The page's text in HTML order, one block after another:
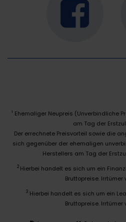
1 Ehemaliger Neupreis (Unverbindliche
am Tag der
Der errechnete Preisvorteil sowie die
sich gegenüber der ehemaligen
Herstellers am Tag der
2 Hierbei handelt es sich um ein
Bruttopreise. Irrtümer
3 Hierbei handelt es sich um ein
Bruttopreise. Irrtümer